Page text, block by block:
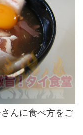
んに食べ方をご